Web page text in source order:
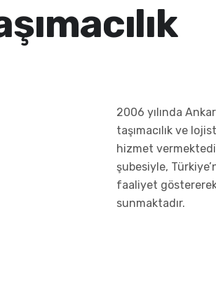
2006 yılında
taşımacılık ve
hizmet
şubesiyle,
faaliyet
sunmaktadır.